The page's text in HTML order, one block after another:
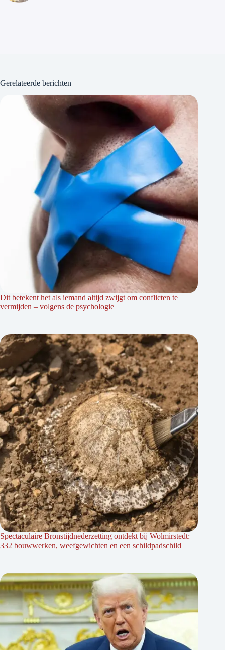
Gerelateerde berichten
Dit betekent het als iemand altijd zwijgt om conflicten te
vermijden – volgens de psychologie
Spectaculaire Bronstijdnederzetting ontdekt bij Wolmirstedt:
332 bouwwerken, weefgewichten en een schildpadschild